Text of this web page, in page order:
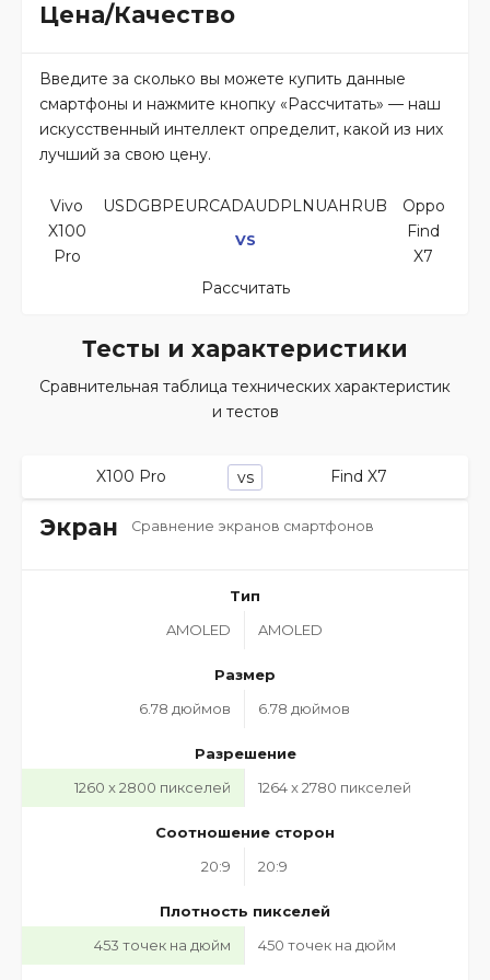
Цена/Качество
Введите за сколько вы можете купить данные
смартфоны и нажмите кнопку «Рассчитать» — наш
искусственный интеллект определит, какой из них
лучший за свою цену.
Vivo
X100
Pro
USDGBPEURCADAUDPLNUAHRUB
VS
Oppo
Find
X7
Рассчитать
Тесты и характеристики
Сравнительная таблица технических характеристик
и тестов
X100 Pro vs Find X7
Экран Сравнение экранов смартфонов
Тип
AMOLED
AMOLED
Размер
6.78 дюймов
6.78 дюймов
Разрешение
1260 x 2800 пикселей
1264 x 2780 пикселей
Соотношение сторон
20:9
20:9
Плотность пикселей
453 точек на дюйм
450 точек на дюйм